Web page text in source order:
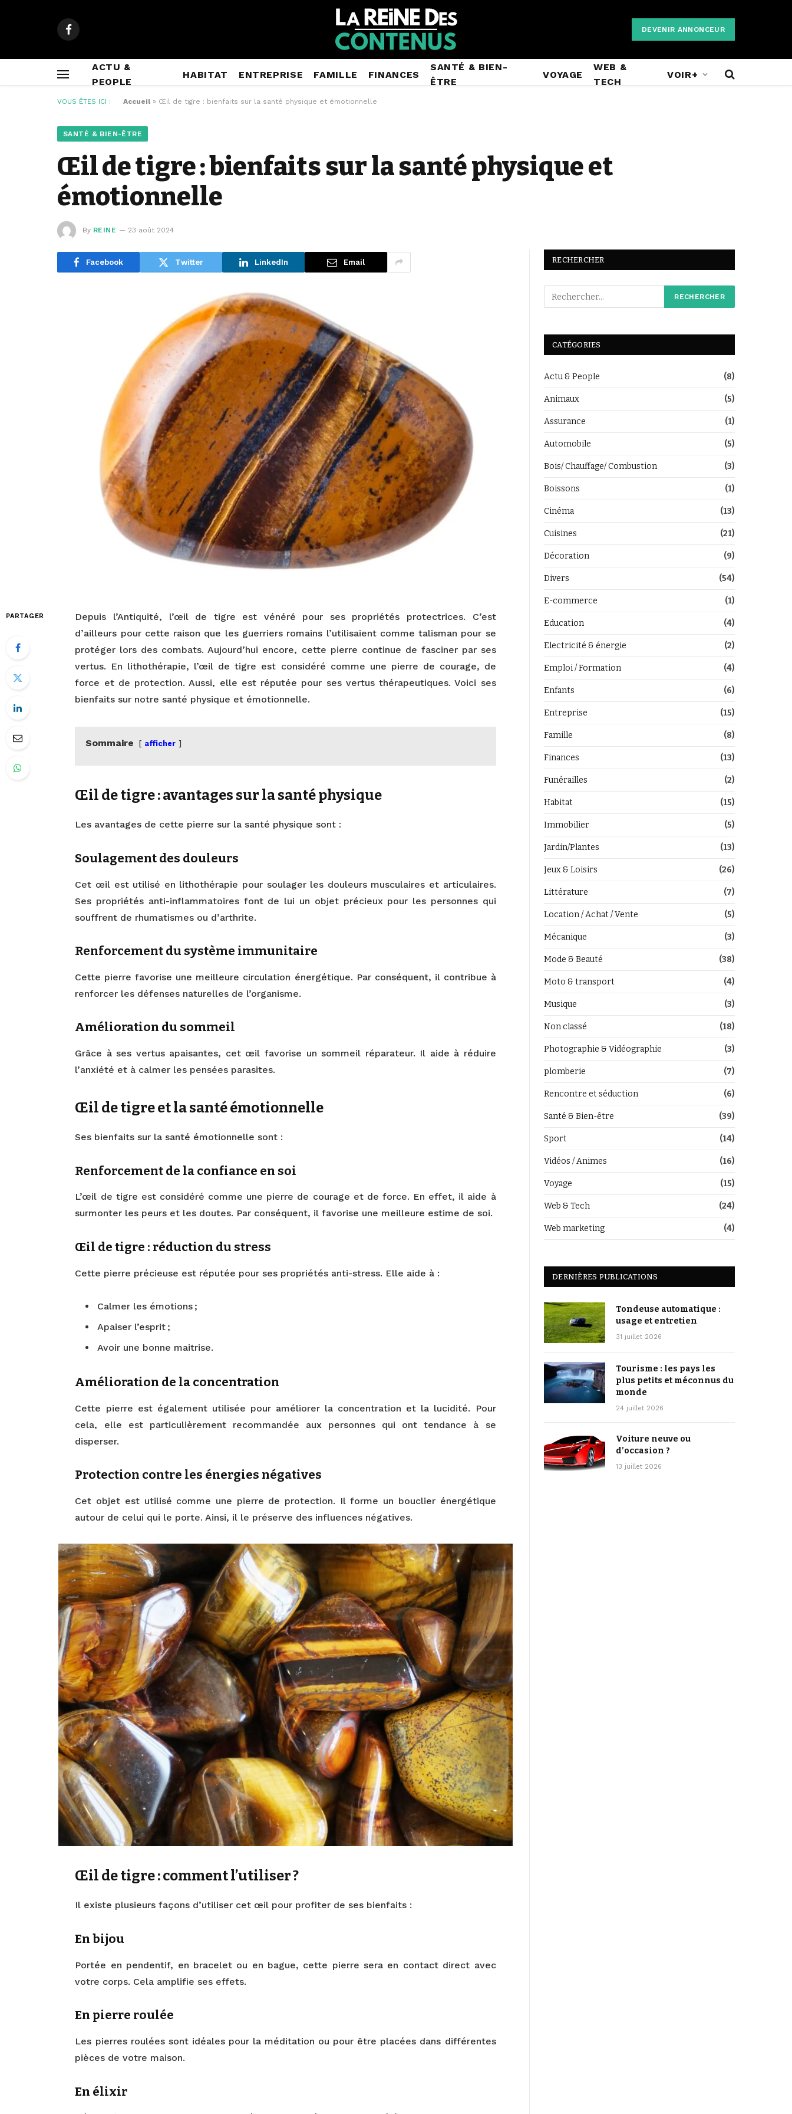
Facebook
DEVENIR ANNONCEUR
ACTU &
PEOPLE
HABITAT ENTREPRISE FAMILLE FINANCES
SANTÉ & BIEN-
ÊTRE
VOYAGE
WEB &
TECH
VOIR+
VOUS ÊTES ICI : Accueil » Œil de tigre : bienfaits sur la santé physique et émotionnelle
SANTÉ & BIEN-ÊTRE
Œil de tigre : bienfaits sur la santé physique et
émotionnelle
By REINE 23 août 2024
Facebook Twitter LinkedIn Email
PARTAGER
Depuis l’Antiquité, l’œil de tigre est vénéré pour ses propriétés protectrices. C’est
d’ailleurs pour cette raison que les guerriers romains l’utilisaient comme talisman pour se
protéger lors des combats. Aujourd’hui encore, cette pierre continue de fasciner par ses
vertus. En lithothérapie, l’œil de tigre est considéré comme une pierre de courage, de
force et de protection. Aussi, elle est réputée pour ses vertus thérapeutiques. Voici ses
bienfaits sur notre santé physique et émotionnelle.
Sommaire afficher
Œil de tigre : avantages sur la santé physique
Les avantages de cette pierre sur la santé physique sont :
Soulagement des douleurs
Cet œil est utilisé en lithothérapie pour soulager les douleurs musculaires et articulaires.
Ses propriétés anti-inflammatoires font de lui un objet précieux pour les personnes qui
souffrent de rhumatismes ou d’arthrite.
Renforcement du système immunitaire
Cette pierre favorise une meilleure circulation énergétique. Par conséquent, il contribue à
renforcer les défenses naturelles de l’organisme.
Amélioration du sommeil
Grâce à ses vertus apaisantes, cet œil favorise un sommeil réparateur. Il aide à réduire
l’anxiété et à calmer les pensées parasites.
Œil de tigre et la santé émotionnelle
Ses bienfaits sur la santé émotionnelle sont :
Renforcement de la confiance en soi
L’œil de tigre est considéré comme une pierre de courage et de force. En effet, il aide à
surmonter les peurs et les doutes. Par conséquent, il favorise une meilleure estime de soi.
Œil de tigre : réduction du stress
Cette pierre précieuse est réputée pour ses propriétés anti-stress. Elle aide à :
Calmer les émotions ;
Apaiser l’esprit ;
Avoir une bonne maitrise.
Amélioration de la concentration
Cette pierre est également utilisée pour améliorer la concentration et la lucidité. Pour
cela, elle est particulièrement recommandée aux personnes qui ont tendance à se
disperser.
Protection contre les énergies négatives
Cet objet est utilisé comme une pierre de protection. Il forme un bouclier énergétique
autour de celui qui le porte. Ainsi, il le préserve des influences négatives.
Œil de tigre : comment l’utiliser ?
Il existe plusieurs façons d’utiliser cet œil pour profiter de ses bienfaits :
En bijou
Portée en pendentif, en bracelet ou en bague, cette pierre sera en contact direct avec
votre corps. Cela amplifie ses effets.
En pierre roulée
Les pierres roulées sont idéales pour la méditation ou pour être placées dans différentes
pièces de votre maison.
En élixir
RECHERCHER
CATÉGORIES
Actu & People (8)
Animaux (5)
Assurance (1)
Automobile (5)
Bois/ Chauffage/ Combustion (3)
Boissons (1)
Cinéma (13)
Cuisines (21)
Décoration (9)
Divers (54)
E-commerce (1)
Education (4)
Electricité & énergie (2)
Emploi / Formation (4)
Enfants (6)
Entreprise (15)
Famille (8)
Finances (13)
Funérailles (2)
Habitat (15)
Immobilier (5)
Jardin/Plantes (13)
Jeux & Loisirs (26)
Littérature (7)
Location / Achat / Vente (5)
Mécanique (3)
Mode & Beauté (38)
Moto & transport (4)
Musique (3)
Non classé (18)
Photographie & Vidéographie (3)
plomberie (7)
Rencontre et séduction (6)
Santé & Bien-être (39)
Sport (14)
Vidéos / Animes (16)
Voyage (15)
Web & Tech (24)
Web marketing (4)
DERNIÈRES PUBLICATIONS
Tondeuse automatique :
usage et entretien
31 juillet 2026
Tourisme : les pays les
plus petits et méconnus du
monde
24 juillet 2026
Voiture neuve ou
d’occasion ?
13 juillet 2026